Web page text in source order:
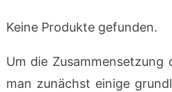
Keine Produkte gefunden.
Um die Zusammensetzung
man zunächst einige